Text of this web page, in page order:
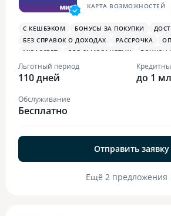
КАРТА ВОЗМОЖНОСТЕЙ
С КЕШБЭКОМ БОНУСЫ ЗА ПОКУПКИ
БЕЗ СПРАВОК О ДОХОДАХ
РАССРОЧКА
MIRACCEPT
ДЛЯ САМОЗАНЯТЫХ
БОНУСЫ
ПЛАТЕЖНЫЙ СТИКЕР
Льготный период
110 дней до 1
Обслуживание
Бесплатно
Отправить заявку
Ещё 2 предложения